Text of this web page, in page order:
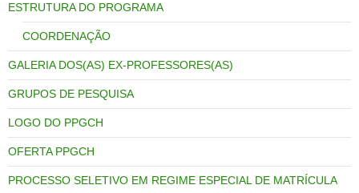
ESTRUTURA DO PROGRAMA
COORDENAÇÃO
GALERIA DOS(AS) EX-PROFESSORES(AS)
GRUPOS DE PESQUISA
LOGO DO PPGCH
OFERTA PPGCH
PROCESSO SELETIVO EM REGIME ESPECIAL DE MATRÍCULA